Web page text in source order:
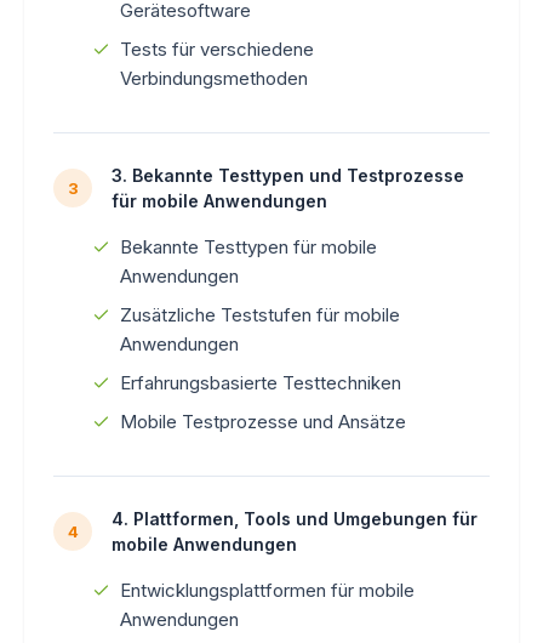
Gerätesoftware
Tests für verschiedene
Verbindungsmethoden
3
3. Bekannte Testtypen und Testprozesse
für mobile Anwendungen
Bekannte Testtypen für mobile
Anwendungen
Zusätzliche Teststufen für mobile
Anwendungen
Erfahrungsbasierte Testtechniken
Mobile Testprozesse und Ansätze
4
4. Plattformen, Tools und Umgebungen für
mobile Anwendungen
Entwicklungsplattformen für mobile
Anwendungen